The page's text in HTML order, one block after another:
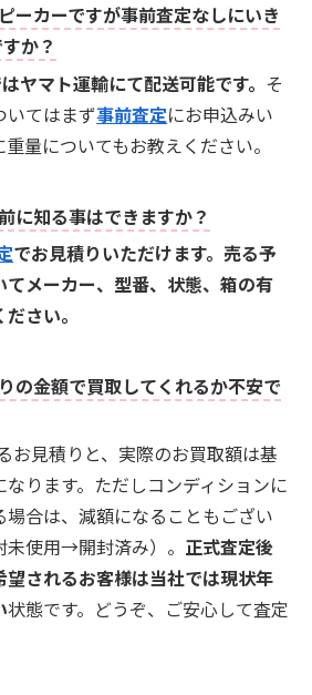
ーカーですが事前査定なしにいき
か？
ヤマト運輸にて配送可能です。 そ
いてはまず事前査定にお申込みい
量についてもお教えください。
に知る事はできますか？
でお見積りいただけます。売る予
てメーカー、型番、状態、箱の有
さい。
の金額で買取してくれるか不安で
お見積りと、実際のお買取額は基
ります。ただしコンディションに
場合は、減額になることもござい
未使用→開封済み）。 正式査定後
望されるお客様は当社では現状年
状態です。どうぞ、ご安心して査定